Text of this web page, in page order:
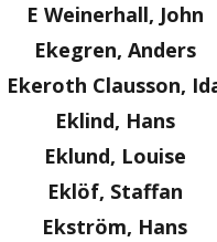
E Weinerhall, John
Ekegren, Anders
Ekeroth Clausson,
Eklind, Hans
Eklund, Louise
Eklöf, Staffan
Ekström, Hans